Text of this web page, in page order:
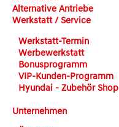
Alternative Antriebe
Werkstatt / Service
Werkstatt-Termin
Werbewerkstatt
Bonusprogramm
VIP-Kunden-Programm
Hyundai - Zubehör Shop
Unternehmen